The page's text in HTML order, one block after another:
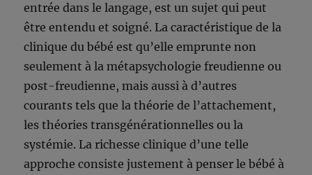
entrée dans le langage, est un sujet qui peut
être entendu et soigné. La caractéristique de la
clinique du bébé est qu’elle emprunte non
seulement à la métapsychologie freudienne ou
post-freudienne, mais aussi à d’autres
courants tels que la théorie de l’attachement,
les théories transgénérationnelles ou la
systémie. La richesse clinique d’une telle
approche consiste justement à penser le bébé à